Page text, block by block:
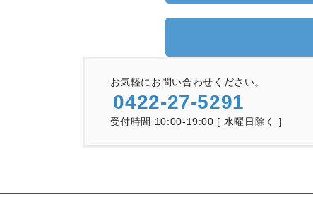
お気軽にお問い合わせください。
0422-27-5291
受付時間 10:00-19:00 [ 水曜日除く ]